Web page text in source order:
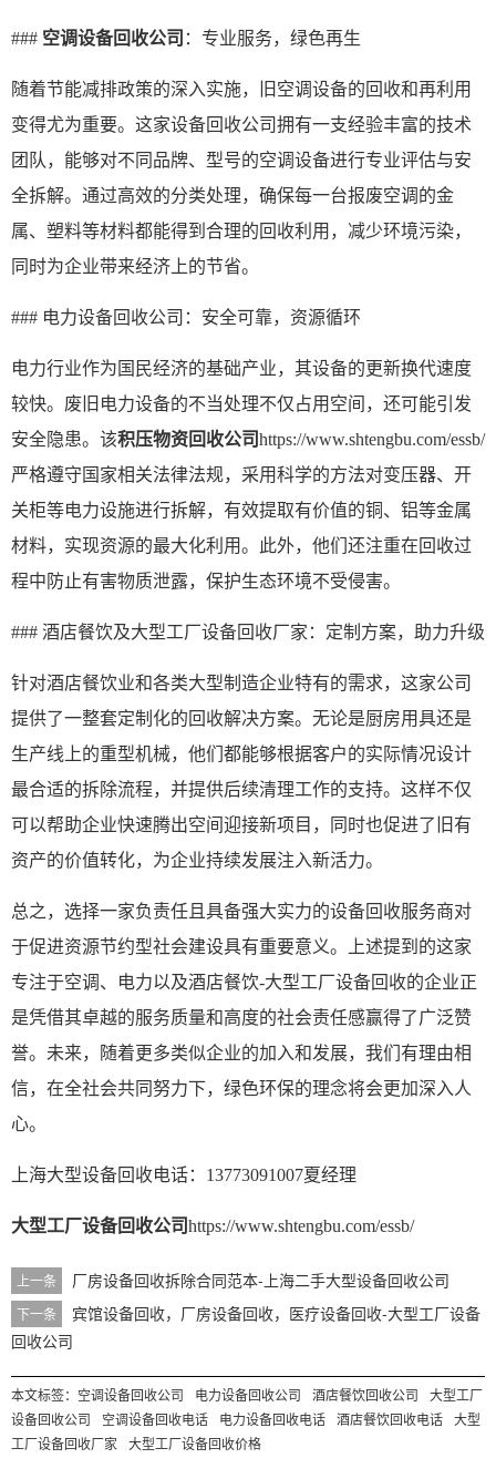
### 空调设备回收公司 ：专业服务，绿色再生
随着节能减排政策的深入实施，旧空调设备的回收和再利用
变得尤为重要。这家设备回收公司拥有一支经验丰富的技术
团队，能够对不同品牌、型号的空调设备进行专业评估与安
全拆解。通过高效的分类处理，确保每一台报废空调的金
属、塑料等材料都能得到合理的回收利用，减少环境污染，
同时为企业带来经济上的节省。
### 电力设备回收公司：安全可靠，资源循环
电力行业作为国民经济的基础产业，其设备的更新换代速度
较快。废旧电力设备的不当处理不仅占用空间，还可能引发
安全隐患。该积压物资回收公司https://www.shtengbu.com/essb/
严格遵守国家相关法律法规，采用科学的方法对变压器、开
关柜等电力设施进行拆解，有效提取有价值的铜、铝等金属
材料，实现资源的最大化利用。此外，他们还注重在回收过
程中防止有害物质泄露，保护生态环境不受侵害。
### 酒店餐饮及大型工厂设备回收厂家：定制方案，助力升级
针对酒店餐饮业和各类大型制造企业特有的需求，这家公司
提供了一整套定制化的回收解决方案。无论是厨房用具还是
生产线上的重型机械，他们都能够根据客户的实际情况设计
最合适的拆除流程，并提供后续清理工作的支持。这样不仅
可以帮助企业快速腾出空间迎接新项目，同时也促进了旧有
资产的价值转化，为企业持续发展注入新活力。
总之，选择一家负责任且具备强大实力的设备回收服务商对
于促进资源节约型社会建设具有重要意义。上述提到的这家
专注于空调、电力以及酒店餐饮-大型工厂设备回收的企业正
是凭借其卓越的服务质量和高度的社会责任感赢得了广泛赞
誉。未来，随着更多类似企业的加入和发展，我们有理由相
信，在全社会共同努力下，绿色环保的理念将会更加深入人
心。
上海大型设备回收电话： 13773091007夏经理
大型工厂设备回收公司https://www.shtengbu.com/essb/
上一条 厂房设备回收拆除合同范本-上海二手大型设备回收公司
下一条
宾馆设备回收，厂房设备回收，医疗设备回收-大型工厂设备
回收公司
本文标签： 空调设备回收公司 电力设备回收公司 酒店餐饮回收公司
大型工厂
设备回收公司
空调设备回收电话 电力设备回收电话 酒店餐饮回收电话 大型
工厂设备回收厂家
大型工厂设备回收价格